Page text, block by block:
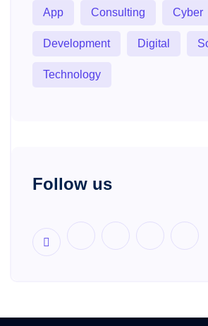
App Consulting Cyber
Development Digital
Technology
Follow us